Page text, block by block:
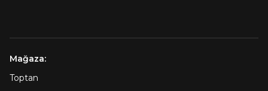
Mağaza:
Toptan